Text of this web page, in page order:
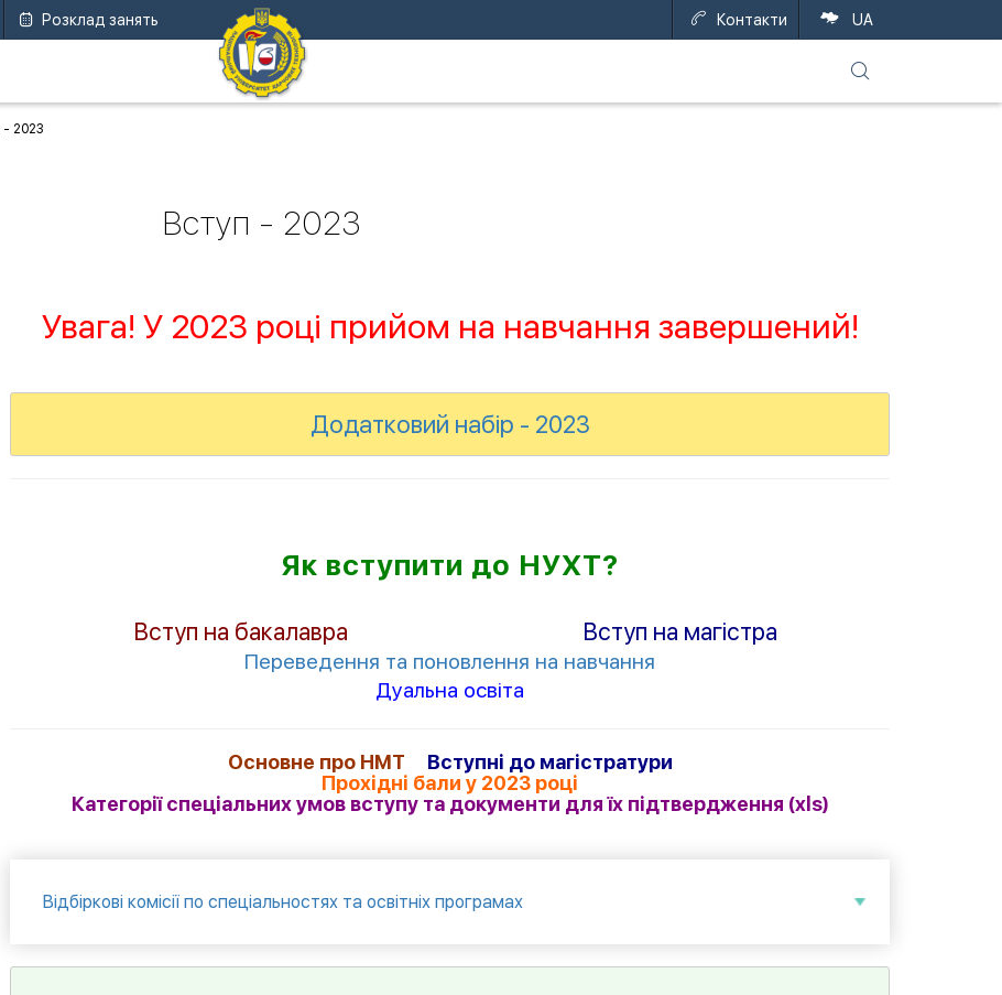
Розклад занять UA
Контакти
- 2023
Вступ - 2023
Увага! У 2023 році прийом на навчання завершений!
Додатковий набір - 2023
Як вступити до НУХТ?
Вступ на бакалавра Вступ на магістра
Переведення та поновлення на навчання
Дуальна освіта
Основне про НМТ
Вступні до магістратури
Прохідні бали у 2023 році
Категорії спеціальних умов вступу та документи для їх підтвердження (xls)
Відбіркові комісії по спеціальностях та освітніх програмах